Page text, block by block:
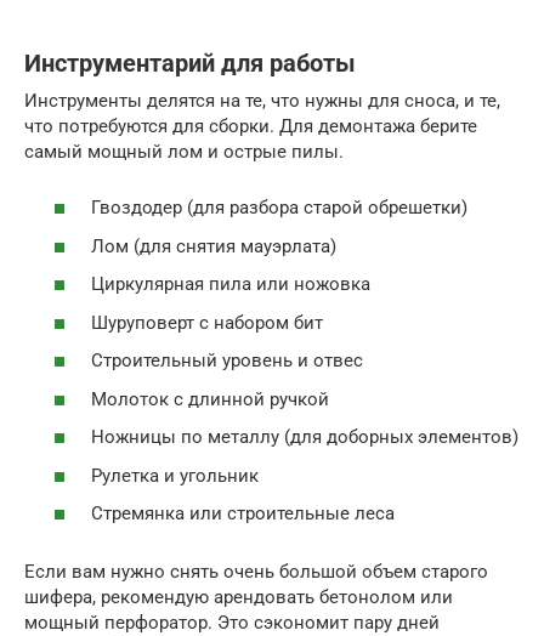
Инструментарий для работы
Инструменты делятся на те, что нужны для сноса, и те,
что потребуются для сборки. Для демонтажа берите
самый мощный лом и острые пилы.
Гвоздодер (для разбора старой обрешетки)
Лом (для снятия мауэрлата)
Циркулярная пила или ножовка
Шуруповерт с набором бит
Строительный уровень и отвес
Молоток с длинной ручкой
Ножницы по металлу (для доборных элементов)
Рулетка и угольник
Стремянка или строительные леса
Если вам нужно снять очень большой объем старого
шифера, рекомендую арендовать бетонолом или
мощный перфоратор. Это сэкономит пару дней